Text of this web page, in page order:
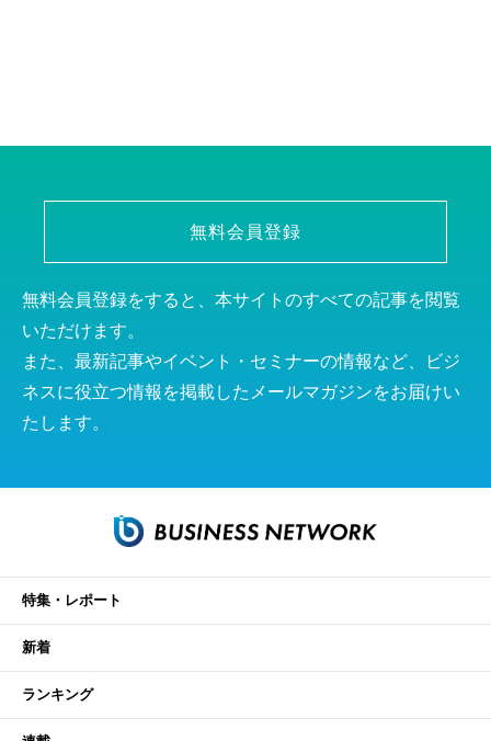
無料会員登録
無料会員登録をすると、本サイトのすべての記事を閲覧
いただけます。
また、最新記事やイベント・セミナーの情報など、ビジ
ネスに役立つ情報を掲載したメールマガジンをお届けい
たします。
特集・レポート
新着
ランキング